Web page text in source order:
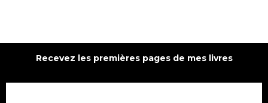
Recevez les premières pages de mes livres